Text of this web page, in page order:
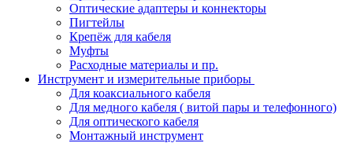
Оптические адаптеры и коннекторы
Пигтейлы
Крепёж для кабеля
Муфты
Расходные материалы и пр.
Инструмент и измерительные приборы
Для коаксиального кабеля
Для медного кабеля ( витой пары и телефонного)
Для оптического кабеля
Монтажный инструмент